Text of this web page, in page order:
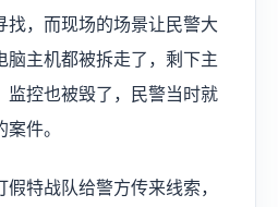
找，而现场的场景让民警大
脑主机都被拆走了，剩下主
监控也被毁了，民警当时就
件。
特战队给警方传来线索，